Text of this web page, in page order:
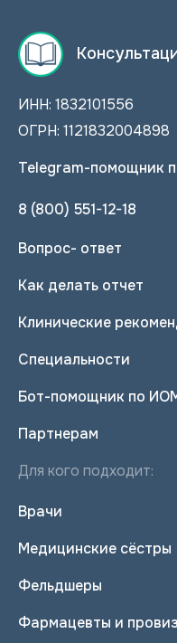
ИНН: 1832101556
ОГРН: 1121832004898
Telegram-помощник
8 (800) 551-12-18
Вопрос- ответ
Как делать отчет
Клинические
Специальности
Бот-помощник по
Партнерам
Для кого подходит:
Врачи
Медицинские сёстры
Фельдшеры
Фармацевты и